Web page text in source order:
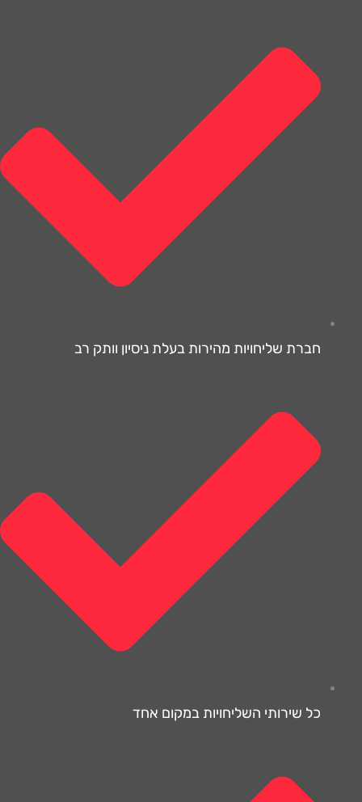
חברת שליחויות מהירות בעלת ניסיון וותק רב
כל שירותי השליחויות במקום אחד